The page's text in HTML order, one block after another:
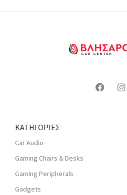
ΚΑΤΗΓΟΡΙΕΣ
Car Audio
Gaming Chairs & Desks
Gaming Peripherals
Gadgets